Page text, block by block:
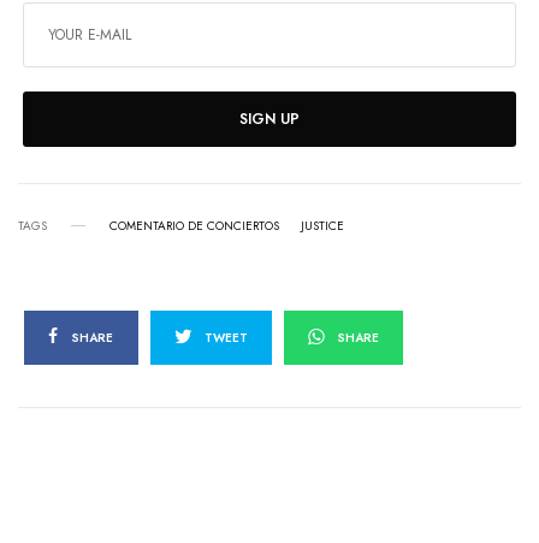
SIGN UP
TAGS COMENTARIO DE CONCIERTOS JUSTICE
SHARE TWEET SHARE